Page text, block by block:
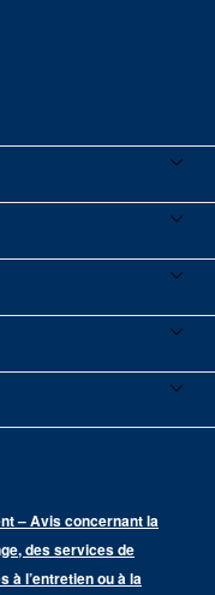
– Avis concernant la
des services de
à l’entretien ou à la